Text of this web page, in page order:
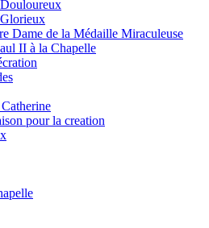
Dame de la Médaille Miraculeuse
II à la Chapelle
pour la creation